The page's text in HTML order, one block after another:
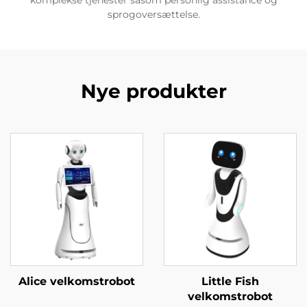
sprogoversættelse.
Nye produkter
Alice velkomstrobot
Little Fish
velkomstrobot